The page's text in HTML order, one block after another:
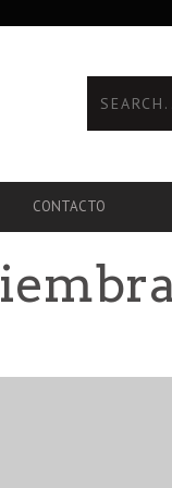
CONTACTO